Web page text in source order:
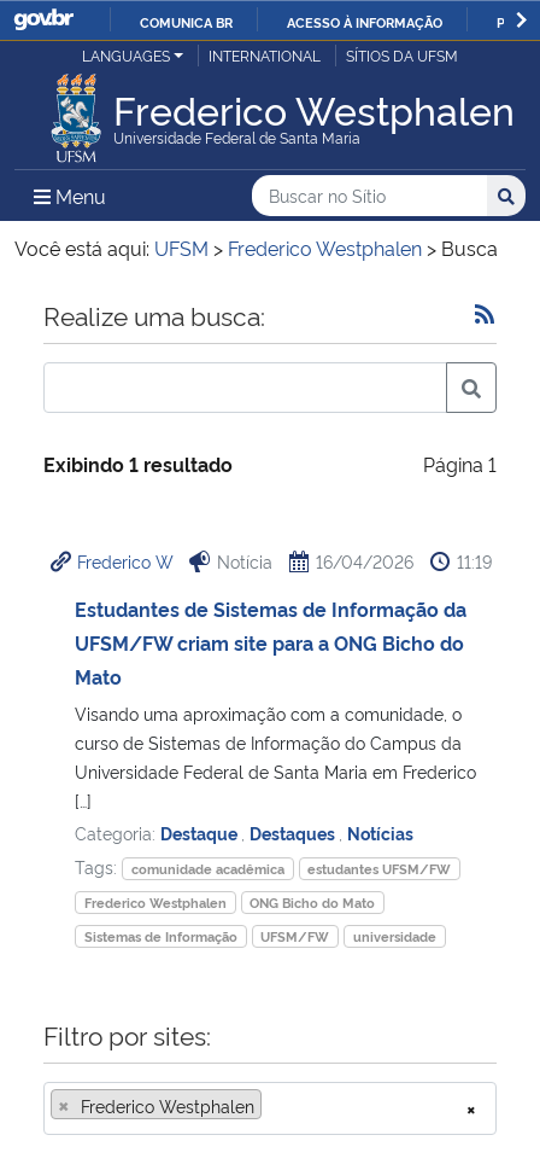
IR
O
COMUNICA BR ACESSO À INFORMAÇÃO
Ministério da Justiça e Segurança Pública
Ministério da Defesa
Ministério das Relações Exteriores
Ministério da Economia
Ministério da Infraestrutura
Ministério da Cidadania
Ministério de Minas e Energia
Ministério da Ciência, Tecnologia, Inovações e Comunicações
Ministério do Turismo
Ministério do Desenvolvimento Regional
Secretaria-Geral
LANGUAGES INTERNATIONAL SÍTIOS DA UFSM
Frederico Westphalen
Universidade Federal de Santa Maria
Menu Menu Principal do Sítio
Busca
Buscar no no Sítio
Busca:
Você está aqui: UFSM > Frederico Westphalen > Busca
Início do conteúdo
Realize uma busca:
Exibindo 1 resultado Página 1
Frederico W Notícia 16/04/2026 11:19
Estudantes de Sistemas de Informação da
UFSM/FW criam site para a ONG Bicho do
Mato
Visando uma aproximação com a comunidade, o
curso de Sistemas de Informação do Campus da
Universidade Federal de Santa Maria em Frederico
[…]
Categoria: Destaque Destaques Notícias
Tags:
comunidade acadêmica
estudantes UFSM/FW
Frederico Westphalen
ONG Bicho do Mato
Sistemas de Informação
UFSM/FW universidade
Filtro por sites:
×
× Frederico Westphalen